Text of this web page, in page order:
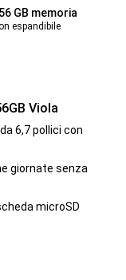
GB memoria
espandibile
Viola
6,7 pollici con
giornate senza
microSD